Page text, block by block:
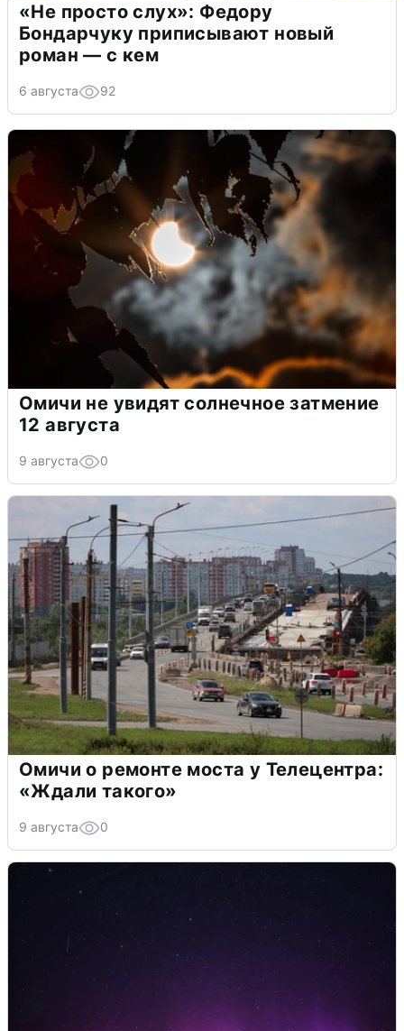
«Не просто слух»: Федору
Бондарчуку приписывают новый
роман — с кем
6 августа 92
Омичи не увидят солнечное затмение
12 августа
9 августа 0
Омичи о ремонте моста у Телецентра:
«Ждали такого»
9 августа 0